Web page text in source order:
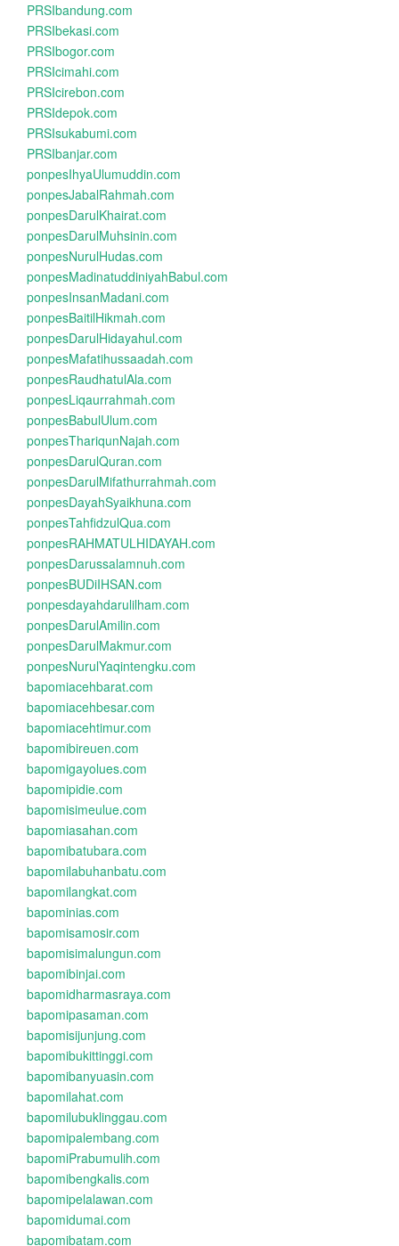
PRSIbandung.com
PRSIbekasi.com
PRSIbogor.com
PRSIcimahi.com
PRSIcirebon.com
PRSIdepok.com
PRSIsukabumi.com
PRSIbanjar.com
ponpesIhyaUlumuddin.com
ponpesJabalRahmah.com
ponpesDarulKhairat.com
ponpesDarulMuhsinin.com
ponpesNurulHudas.com
ponpesMadinatuddiniyahBabul.com
ponpesInsanMadani.com
ponpesBaitilHikmah.com
ponpesDarulHidayahul.com
ponpesMafatihussaadah.com
ponpesRaudhatulAla.com
ponpesLiqaurrahmah.com
ponpesBabulUlum.com
ponpesThariqunNajah.com
ponpesDarulQuran.com
ponpesDarulMifathurrahmah.com
ponpesDayahSyaikhuna.com
ponpesTahfidzulQua.com
ponpesRAHMATULHIDAYAH.com
ponpesDarussalamnuh.com
ponpesBUDiIHSAN.com
ponpesdayahdarulilham.com
ponpesDarulAmilin.com
ponpesDarulMakmur.com
ponpesNurulYaqintengku.com
bapomiacehbarat.com
bapomiacehbesar.com
bapomiacehtimur.com
bapomibireuen.com
bapomigayolues.com
bapomipidie.com
bapomisimeulue.com
bapomiasahan.com
bapomibatubara.com
bapomilabuhanbatu.com
bapomilangkat.com
bapominias.com
bapomisamosir.com
bapomisimalungun.com
bapomibinjai.com
bapomidharmasraya.com
bapomipasaman.com
bapomisijunjung.com
bapomibukittinggi.com
bapomibanyuasin.com
bapomilahat.com
bapomilubuklinggau.com
bapomipalembang.com
bapomiPrabumulih.com
bapomibengkalis.com
bapomipelalawan.com
bapomidumai.com
bapomibatam.com